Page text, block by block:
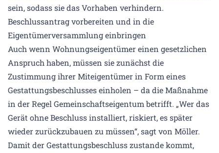
sein, sodass sie das Vorhaben verhindern.
Beschlussantrag vorbereiten und in die
Eigentümerversammlung einbringen
Auch wenn Wohnungseigentümer einen gesetzlichen
Anspruch haben, müssen sie zunächst die
Zustimmung ihrer Miteigentümer in Form eines
Gestattungsbeschlusses einholen – da die Maßnahme
in der Regel Gemeinschaftseigentum betrifft. „Wer das
Gerät ohne Beschluss installiert, riskiert, es später
wieder zurückzubauen zu müssen“, sagt von Möller.
Damit der Gestattungsbeschluss zustande kommt,